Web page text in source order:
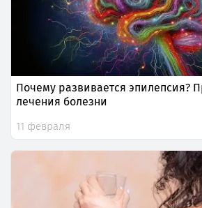
Почему развивается эпилепсия?
лечения болезни
11 февраля